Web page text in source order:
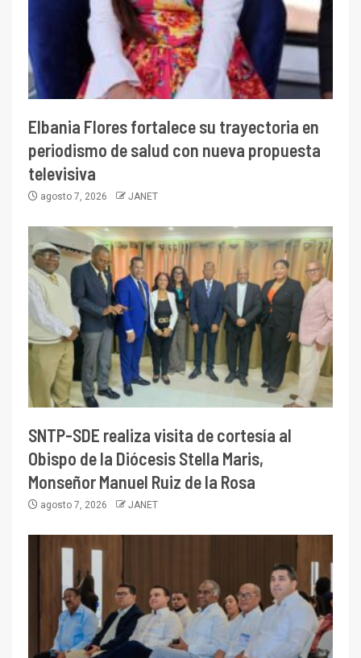
Elbania Flores fortalece su trayectoria en
periodismo de salud con nueva propuesta
televisiva
agosto 7, 2026 JANET
SNTP-SDE realiza visita de cortesía al
Obispo de la Diócesis Stella Maris,
Monseñor Manuel Ruiz de la Rosa
agosto 7, 2026 JANET